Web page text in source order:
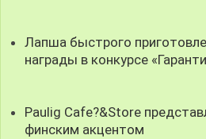
Лапша быстрого
награды в конкурсе
Paulig Cafe?&Store
финским акцентом